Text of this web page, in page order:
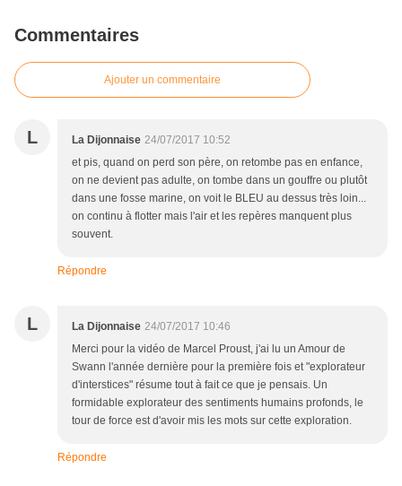
Commentaires
Ajouter un commentaire
L La Dijonnaise 24/07/2017 10:52
et pis, quand on perd son père, on retombe pas en enfance,
on ne devient pas adulte, on tombe dans un gouffre ou plutôt
dans une fosse marine, on voit le BLEU au dessus très loin...
on continu à flotter mais l'air et les repères manquent plus
souvent.
Répondre
L La Dijonnaise 24/07/2017 10:46
Merci pour la vidéo de Marcel Proust, j'ai lu un Amour de
Swann l'année dernière pour la première fois et "explorateur
d'interstices" résume tout à fait ce que je pensais. Un
formidable explorateur des sentiments humains profonds, le
tour de force est d'avoir mis les mots sur cette exploration.
Répondre